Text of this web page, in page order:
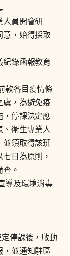
人員開會研
意，始得採取
紀錄函報教育
款各目疫情條
虞，為避免疫
，停課決定應
、衛生專業人
並須取得該班
日為原則，
。
導及環境消毒
停課後，啟動
，並通知駐區